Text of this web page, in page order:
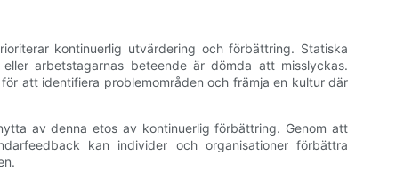
kontinuerlig utvärdering och förbättring. Statiska
arbetstagarnas beteende är dömda att misslyckas.
att identifiera problemområden och främja en kultur där
av denna etos av kontinuerlig förbättring. Genom att
kan individer och organisationer förbättra